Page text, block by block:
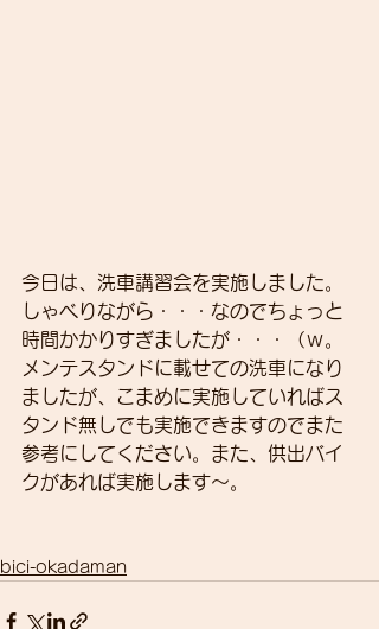
今日は、洗車講習会を実施しました。
しゃべりながら・・・なのでちょっと
時間かかりすぎましたが・・・（ｗ。
メンテスタンドに載せての洗車になり
ましたが、こまめに実施していればス
タンド無しでも実施できますのでまた
参考にしてください。また、供出バイ
クがあれば実施します～。
bici-okadaman